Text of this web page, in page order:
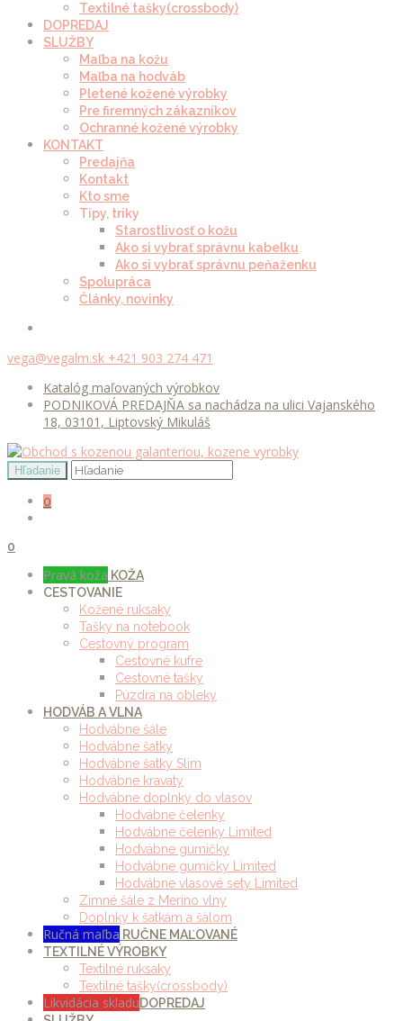
Textilné tašky(crossbody)
DOPREDAJ
SLUŽBY
Maľba na kožu
Maľba na hodváb
Pletené kožené výrobky
Pre firemných zákazníkov
Ochranné kožené výrobky
KONTAKT
Predajňa
Kontakt
Kto sme
Tipy, triky
Starostlivosť o kožu
Ako si vybrať správnu kabelku
Ako si vybrať správnu peňaženku
Spolupráca
Články, novinky
vega@vegalm.sk +421 903 274 471
Katalóg maľovaných výrobkov
PODNIKOVÁ PREDAJŇA sa nachádza na ulici Vajanského
18, 03101, Liptovský Mikuláš
0
0
Pravá koža KOŽA
CESTOVANIE
Kožené ruksaky
Tašky na notebook
Cestovný program
Cestovné kufre
Cestovné tašky
Púzdra na obleky
HODVÁB A VLNA
Hodvábne šále
Hodvábne šatky
Hodvábne šatky Slim
Hodvábne kravaty
Hodvábne doplnky do vlasov
Hodvábne čelenky
Hodvábne čelenky Limited
Hodvábne gumičky
Hodvábne gumičky Limited
Hodvábne vlasové sety Limited
Zimné šále z Merino vlny
Doplnky k šatkám a šálom
Ručná maľba RUČNE MAĽOVANÉ
TEXTILNÉ VÝROBKY
Textilné ruksaky
Textilné tašky(crossbody)
Likvidácia skladuDOPREDAJ